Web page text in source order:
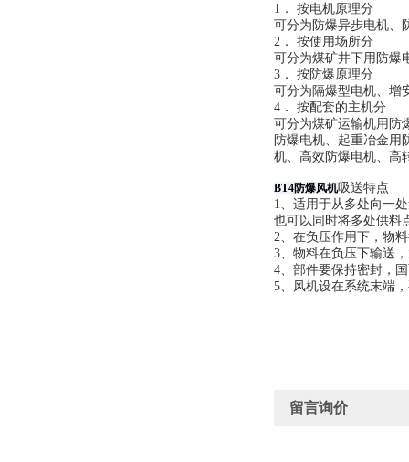
1． 按电机原理分
可分为防爆异步电机、
2． 按使用场所分
可分为煤矿井下用防爆
3． 按防爆原理分
可分为隔爆型电机、增
4． 按配套的主机分
可分为煤矿运输机用防
防爆电机、起重冶金用
机、高效防爆电机、高
BT4防爆风机吸送特点
1、适用于从多处向一
也可以同时将多处供料
2、在负压作用下，物
3、物料在负压下输送
4、部件要保持密封，
5、风机设在系统末端
留言询价